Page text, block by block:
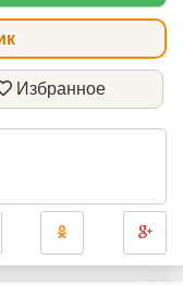
Избранное